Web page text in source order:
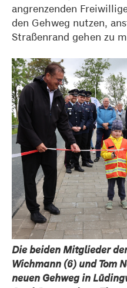
angrenzenden
den Gehweg nutzen,
Straßenrand gehen zu
Die beiden Mitglieder
Wichmann (6) und Tom
neuen Gehweg in